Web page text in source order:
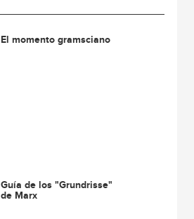
El momento gramsciano
Guía de los "Grundrisse"
de Marx